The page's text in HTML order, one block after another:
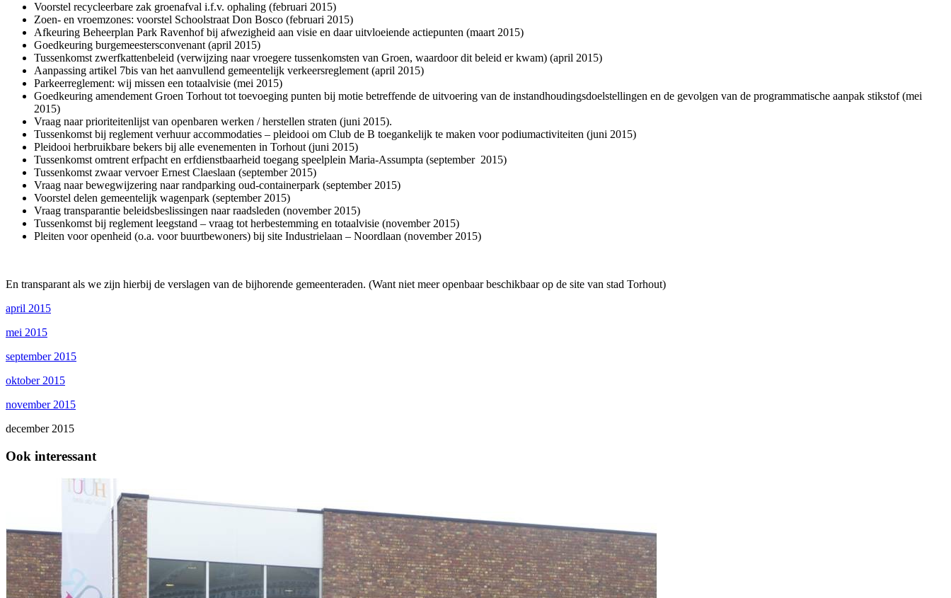
Voorstel recycleerbare zak groenafval i.f.v. ophaling (februari 2015)
Zoen- en vroemzones: voorstel Schoolstraat Don Bosco (februari 2015)
Afkeuring Beheerplan Park Ravenhof bij afwezigheid aan visie en daar uitvloeiende actiepunten (maart 2015)
Goedkeuring burgemeestersconvenant (april 2015)
Tussenkomst zwerfkattenbeleid (verwijzing naar vroegere tussenkomsten van Groen, waardoor dit beleid er kwam) (april 2015)
Aanpassing artikel 7bis van het aanvullend gemeentelijk verkeersreglement (april 2015)
Parkeerreglement: wij missen een totaalvisie (mei 2015)
Goedkeuring amendement Groen Torhout tot toevoeging punten bij motie betreffende de uitvoering van de instandhoudingsdoelstellingen en de gevolgen van de programmatische aanpak stikstof (mei
2015)
Vraag naar prioriteitenlijst van openbaren werken / herstellen straten (juni 2015).
Tussenkomst bij reglement verhuur accommodaties – pleidooi om Club de B toegankelijk te maken voor podiumactiviteiten (juni 2015)
Pleidooi herbruikbare bekers bij alle evenementen in Torhout (juni 2015)
Tussenkomst omtrent erfpacht en erfdienstbaarheid toegang speelplein Maria-Assumpta (september 2015)
Tussenkomst zwaar vervoer Ernest Claeslaan (september 2015)
Vraag naar bewegwijzering naar randparking oud-containerpark (september 2015)
Voorstel delen gemeentelijk wagenpark (september 2015)
Vraag transparantie beleidsbeslissingen naar raadsleden (november 2015)
Tussenkomst bij reglement leegstand – vraag tot herbestemming en totaalvisie (november 2015)
Pleiten voor openheid (o.a. voor buurtbewoners) bij site Industrielaan – Noordlaan (november 2015)
En transparant als we zijn hierbij de verslagen van de bijhorende gemeenteraden. (Want niet meer openbaar beschikbaar op de site van stad Torhout)
april 2015
mei 2015
september 2015
oktober 2015
november 2015
december 2015
Ook interessant